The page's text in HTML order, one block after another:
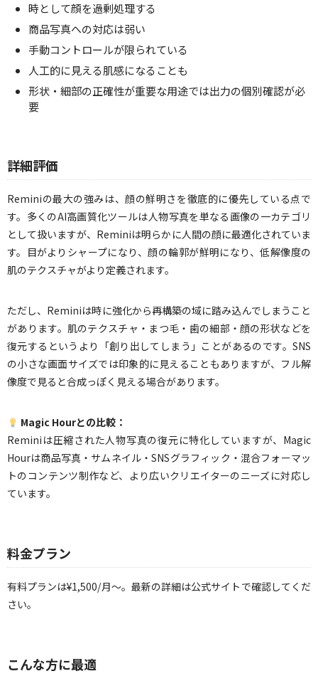
時として顔を過剰処理する
商品写真への対応は弱い
手動コントロールが限られている
人工的に見える肌感になることも
形状・細部の正確性が重要な用途では出力の個別確認が必
要
詳細評価
Reminiの最大の強みは、顔の鮮明さを徹底的に優先している点で
す。多くのAI高画質化ツールは人物写真を単なる画像の一カテゴリ
として扱いますが、Reminiは明らかに人間の顔に最適化されていま
す。目がよりシャープになり、顔の輪郭が鮮明になり、低解像度の
肌のテクスチャがより定義されます。
ただし、Reminiは時に強化から再構築の域に踏み込んでしまうこと
があります。肌のテクスチャ・まつ毛・歯の細部・顔の形状などを
復元するというより「創り出してしまう」ことがあるのです。SNS
の小さな画面サイズでは印象的に見えることもありますが、フル解
像度で見ると合成っぽく見える場合があります。
Magic Hourとの比較：
Reminiは圧縮された人物写真の復元に特化していますが、Magic
Hourは商品写真・サムネイル・SNSグラフィック・混合フォーマッ
トのコンテンツ制作など、より広いクリエイターのニーズに対応し
ています。
料金プラン
有料プランは¥1,500/月〜。最新の詳細は公式サイトで確認してくだ
さい。
こんな方に最適